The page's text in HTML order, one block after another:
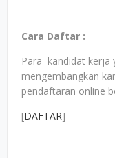
Cara Daftar :
Para kandidat kerja
mengembangkan
pendaftaran online
[DAFTAR]